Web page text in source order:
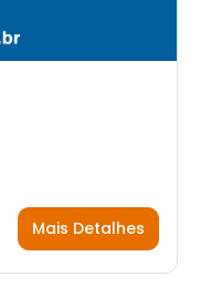
Mais Detalhes